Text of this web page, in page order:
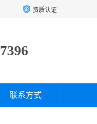
资质认证
联系方式